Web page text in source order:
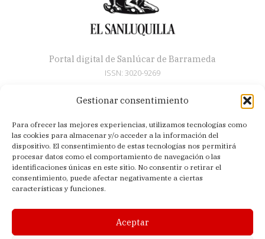
Gestionar consentimiento
Para ofrecer las mejores experiencias, utilizamos tecnologías como
las cookies para almacenar y/o acceder a la información del
dispositivo. El consentimiento de estas tecnologías nos permitirá
procesar datos como el comportamiento de navegación o las
identificaciones únicas en este sitio. No consentir o retirar el
consentimiento, puede afectar negativamente a ciertas
características y funciones.
Aceptar
Portal digital de Sanlúcar de Barrameda
ISSN: 3020-9269
Artículos
Semana Santa
Nosotros
Acerca de
Política de privacidad